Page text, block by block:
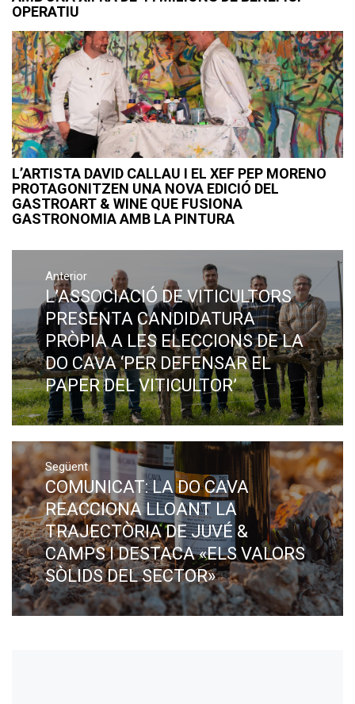
OPERATIU
L’ARTISTA DAVID CALLAU I EL XEF PEP MORENO
PROTAGONITZEN UNA NOVA EDICIÓ DEL
GASTROART & WINE QUE FUSIONA
GASTRONOMIA AMB LA PINTURA
d'entrades
Anterior
Previous
post:
L’ASSOCIACIÓ DE VITICULTORS
PRESENTA CANDIDATURA
PRÒPIA A LES ELECCIONS DE LA
DO CAVA ‘PER DEFENSAR EL
PAPER DEL VITICULTOR’
Següent
Next
post:
COMUNICAT: LA DO CAVA
REACCIONA LLOANT LA
TRAJECTÒRIA DE JUVÉ &
CAMPS I DESTACA «ELS VALORS
SÒLIDS DEL SECTOR»